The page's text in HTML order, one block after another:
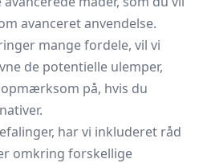
avanceret anvendelse.
mange fordele, vil vi
de potentielle ulemper,
på, hvis du
har vi inkluderet råd
omkring forskellige